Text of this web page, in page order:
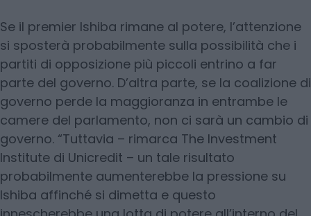
Se il premier Ishiba rimane al potere, l’attenzione
si sposterà probabilmente sulla possibilità che i
partiti di opposizione più piccoli entrino a far
parte del governo. D’altra parte, se la coalizione di
governo perde la maggioranza in entrambe le
camere del parlamento, non ci sarà un cambio di
governo. “Tuttavia – rimarca The Investment
Institute di Unicredit – un tale risultato
probabilmente aumenterebbe la pressione su
Ishiba affinché si dimetta e questo